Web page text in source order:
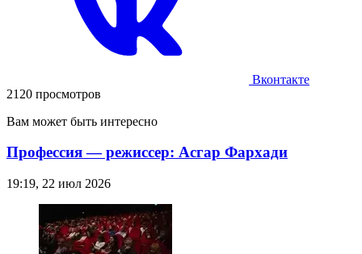
Вконтакте
2120 просмотров
Вам может быть интересно
Профессия — режиссер: Асгар Фархади
19:19, 22 июл 2026